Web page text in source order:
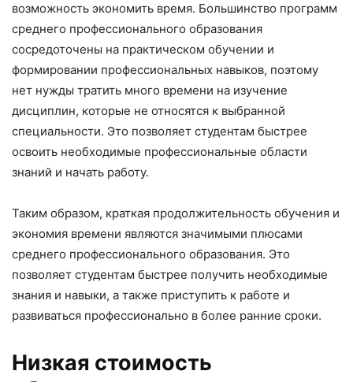
возможность экономить время. Большинство программ
среднего профессионального образования
сосредоточены на практическом обучении и
формировании профессиональных навыков, поэтому
нет нужды тратить много времени на изучение
дисциплин, которые не относятся к выбранной
специальности. Это позволяет студентам быстрее
освоить необходимые профессиональные области
знаний и начать работу.
Таким образом, краткая продолжительность обучения и
экономия времени являются значимыми плюсами
среднего профессионального образования. Это
позволяет студентам быстрее получить необходимые
знания и навыки, а также приступить к работе и
развиваться профессионально в более ранние сроки.
Низкая стоимость